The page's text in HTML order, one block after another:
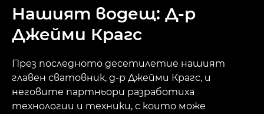
Нашият водещ: Д-р
Джейми Крагс
През последното десетилетие нашият
главен сватовник, д-р Джейми Крагс, и
неговите партньори разработиха
технологии и техники, с които може